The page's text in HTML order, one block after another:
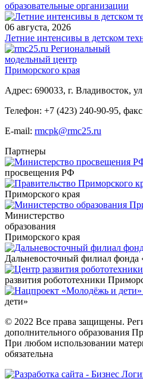
образовательные организации
06 августа, 2026
Летние интенсивы в детском
Региональный
модельный центр
Приморского края
Адрес: 690033, г. Владивосток,
Телефон: +7 (423) 240-90-95,
E-mail: rmcpk@rmc25.ru
Партнеры
просвещения РФ
Приморского края
Министерство
образования
Приморского края
Дальневосточный филиал фонда
развития робототехники
дети»
© 2022 Все права защищены.
дополнительного образования
При любом использовании
обязательна